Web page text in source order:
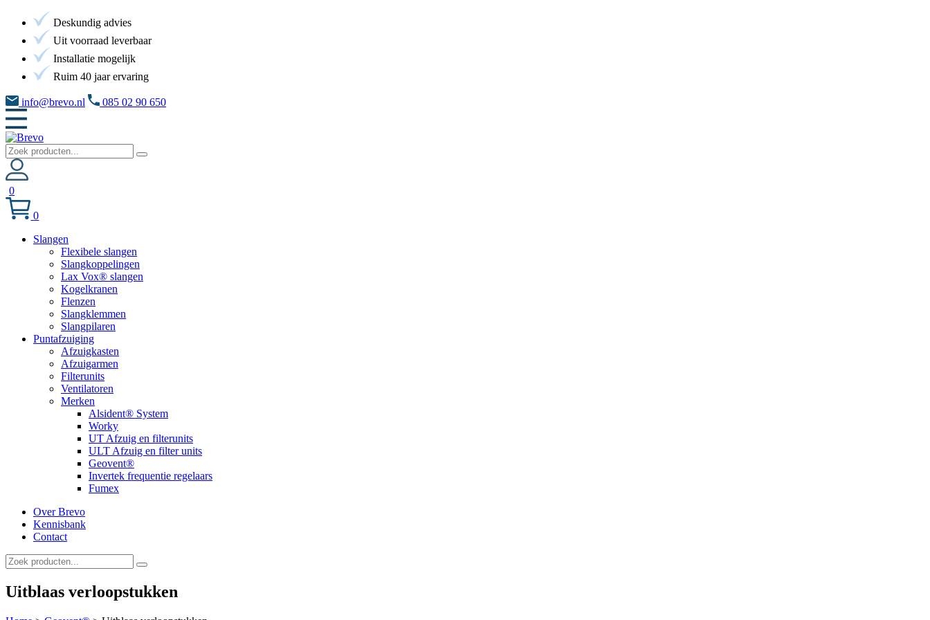
Deskundig advies
Uit voorraad leverbaar
Installatie mogelijk
Ruim 40 jaar ervaring
info@brevo.nl 085 02 90 650
0
0
Slangen
Flexibele slangen
Slangkoppelingen
Lax Vox® slangen
Kogelkranen
Flenzen
Slangklemmen
Slangpilaren
Puntafzuiging
Afzuigkasten
Afzuigarmen
Filterunits
Ventilatoren
Merken
Alsident® System
Worky
UT Afzuig en filterunits
ULT Afzuig en filter units
Geovent®
Invertek frequentie regelaars
Fumex
Over Brevo
Kennisbank
Contact
Uitblaas verloopstukken